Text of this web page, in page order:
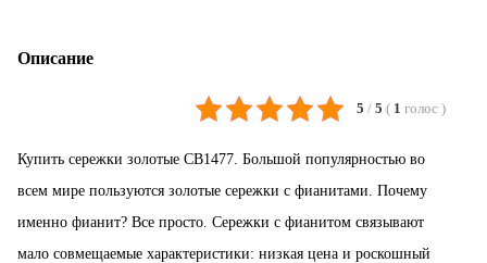
Описание
5 / 5 ( 1 голос )
Купить сережки золотые СВ1477. Большой популярностью во
всем мире пользуются золотые сережки с фианитами. Почему
именно фианит? Все просто. Сережки с фианитом связывают
мало совмещаемые характеристики: низкая цена и роскошный